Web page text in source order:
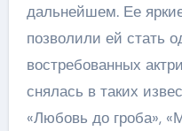
дальнейшем. Ее
позволили ей стать
востребованных
снялась в таких
«Любовь до гроба»,